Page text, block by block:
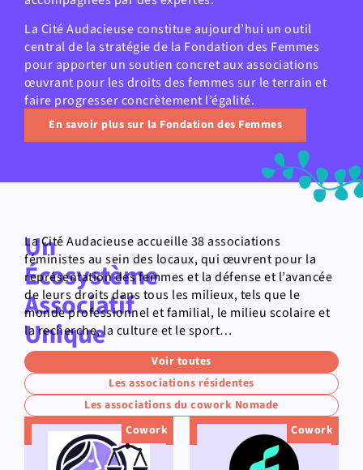
La Cité Audacieuse constitue aujourd’hui un outil
central de la stratégie de la Fondation des Femmes
pour apporter un soutien concret aux associations
œuvrant pour les droits des femmes sur le terrain et
faire progresser concrètement l’égalité.
En savoir plus sur la Fondation des Femmes
Un
Écosystème
Associatif
Unique
La Cité Audacieuse accueille 38 associations
féministes au sein des locaux, qui œuvrent pour la
représentation des femmes et la défense et l’avancée
de leurs droits dans tous les milieux, tels que le
monde professionnel et familial, le milieu scolaire et
la recherche, la culture et le sport…
Les associations résidentes
Les associations du cowork Nomade
Voir toutes
Cowork Cowork